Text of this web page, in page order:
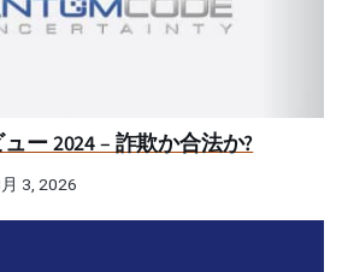
ー 2024 – 詐欺か合法か?
3, 2026